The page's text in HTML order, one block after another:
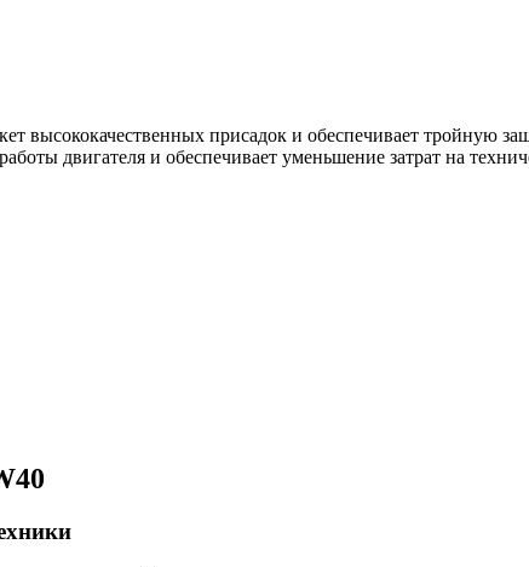
высококачественных присадок и обеспечивает тройную
двигателя и обеспечивает уменьшение затрат на